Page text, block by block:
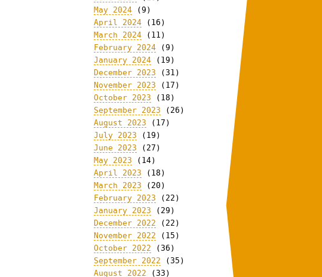
May 2024 (9)
April 2024 (16)
March 2024 (11)
February 2024 (9)
January 2024 (19)
December 2023 (31)
November 2023 (17)
October 2023 (18)
September 2023 (26)
August 2023 (17)
July 2023 (19)
June 2023 (27)
May 2023 (14)
April 2023 (18)
March 2023 (20)
February 2023 (22)
January 2023 (29)
December 2022 (22)
November 2022 (15)
October 2022 (36)
September 2022 (35)
August 2022 (33)